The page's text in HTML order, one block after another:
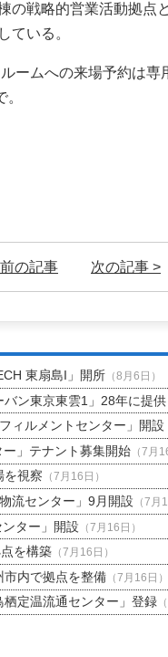
の戦略的営業活動拠点
ている。
ームへの来場予約は
の記事 次の記事 >
東扇島I」開所（8月6日）
ン東京東雲1」28年に提供
ィルメントセンター」開設
」テナント募集開始（7月
を視察 （7月16日）
流センター」9月開設 （7月
ター」開設 （7月16日）
を構築（7月16日）
内で拠点を整備（7月16日）
定温流通センター」登録